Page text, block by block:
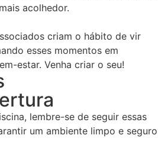
acolhedor.
criam o hábito de vir
esses momentos em
estar. Venha criar o seu!
lembre-se de seguir essas
um ambiente limpo e seguro